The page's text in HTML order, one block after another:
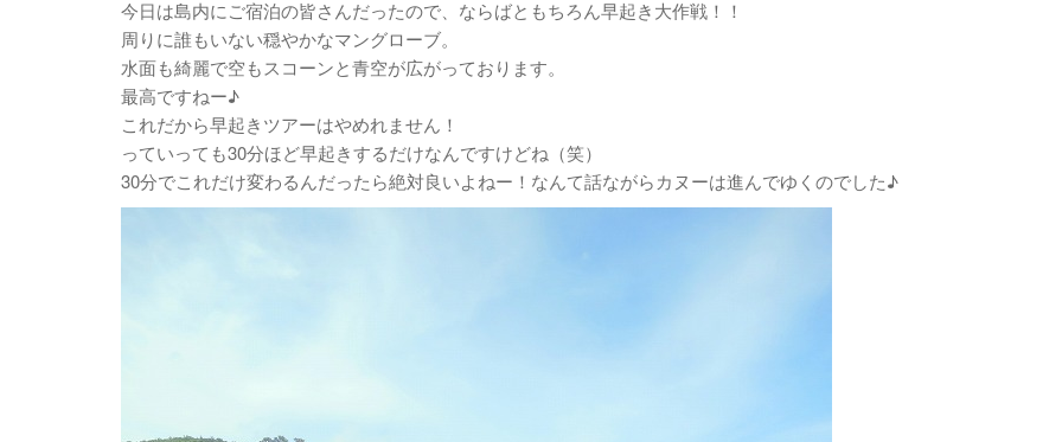
今日は島内にご宿泊の皆さんだったので、ならばともちろん早起き大作戦！！
周りに誰もいない穏やかなマングローブ。
水面も綺麗で空もスコーンと青空が広がっております。
最高ですねー♪
これだから早起きツアーはやめれません！
っていっても30分ほど早起きするだけなんですけどね（笑）
30分でこれだけ変わるんだったら絶対良いよねー！なんて話ながらカヌーは進んでゆくのでした♪